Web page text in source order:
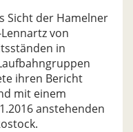
Sicht der Hamelner
von
in
ihren Bericht
mit einem
anstehenden